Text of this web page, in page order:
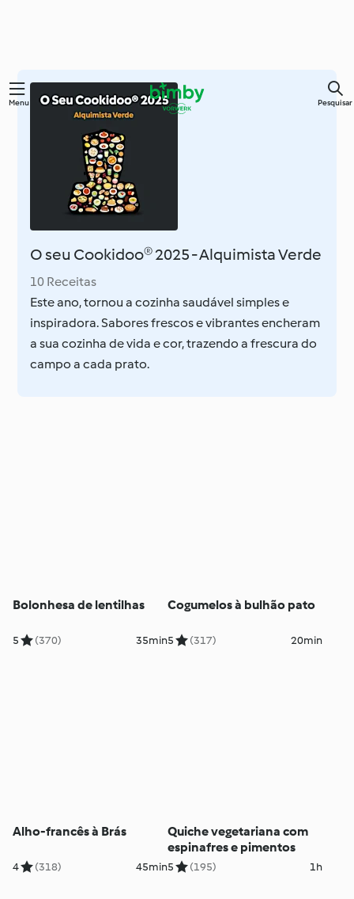
Saltar
Menu Pesquisar
O seu Cookidoo® 2025 - Alquimista Verde
10 Receitas
Este ano, tornou a cozinha saudável simples e
inspiradora. Sabores frescos e vibrantes encheram
a sua cozinha de vida e cor, trazendo a frescura do
campo a cada prato.
Bolonhesa de lentilhas
5 (370) 35min
Cogumelos à bulhão pato
5 (317) 20min
Alho-francês à Brás
4 (318) 45min
Quiche vegetariana com
espinafres e pimentos
5 (195) 1h